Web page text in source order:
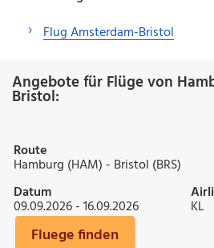
Flug Amsterdam-Bristol
Angebote für Flüge von
Bristol:
Route
Hamburg (HAM) - Bristol (BRS)
Datum
09.09.2026 - 16.09.2026 KL
Fluege finden